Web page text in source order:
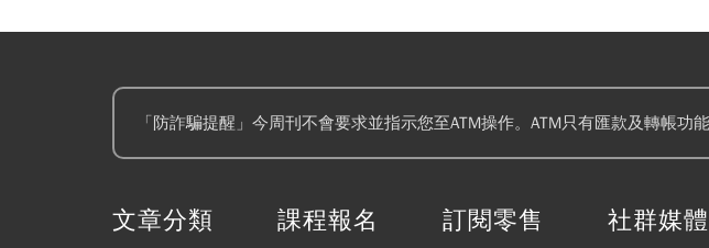
「防詐騙提醒」今周刊不會要求並指示您至ATM操作。ATM只有匯款及轉帳
文章分類 課程報名 訂閱零售 社群媒體